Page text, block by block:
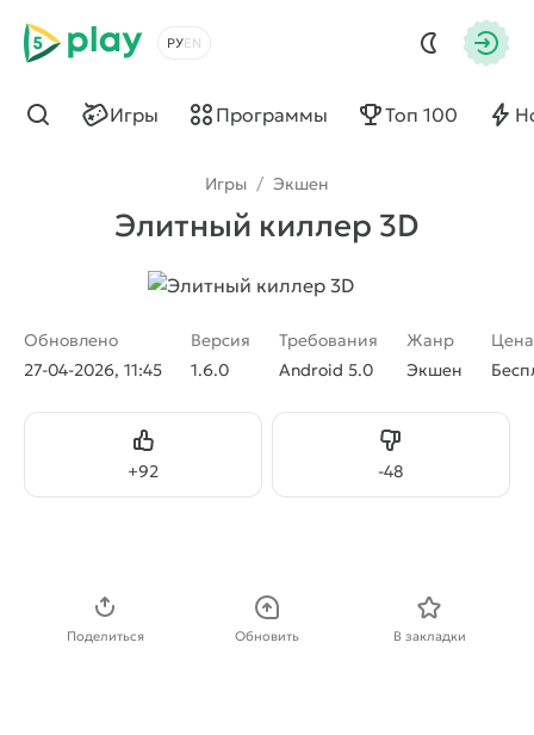
5play
Выбрать язык
Игры Программы Топ 100
Найти
Игры / Экшен
Элитный киллер 3D
Обновлено
27-04-2026, 11:45
Версия
1.6.0
Требования
Android 5.0
Жанр
Экшен
Цена
+92
Нравится -48
Не нравится
Поделиться Обновить В закладки